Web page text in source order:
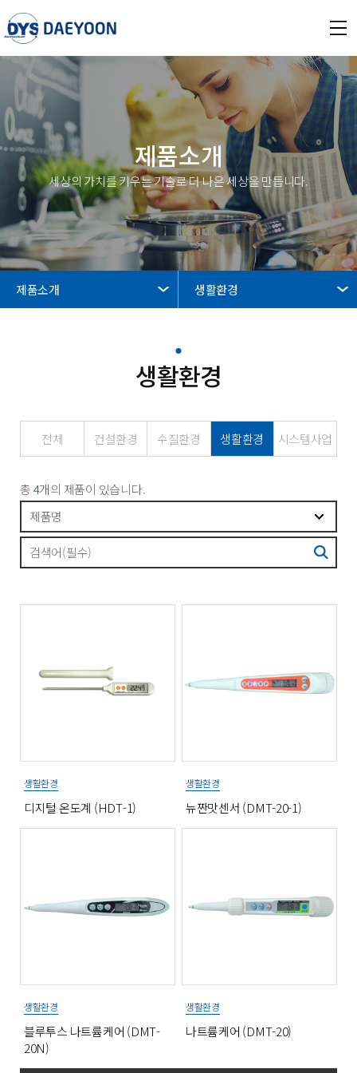
제품소개
세상의 가치를 키우는 기술로 더 나은 세상을 만듭니다.
제품소개 생활환경
생활환경
전체 건설환경 수질환경 생활환경 시스템사업
총4개의 제품이 있습니다.
생활환경
디지털 온도계 (HDT-1)
생활환경
뉴짠맛센서 (DMT-20-1)
생활환경
블루투스 나트륨케어 (DMT-
20N)
생활환경
나트륨케어 (DMT-20)